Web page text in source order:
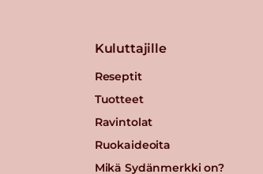
Kuluttajille
Reseptit
Tuotteet
Ravintolat
Ruokaideoita
Mikä Sydänmerkki on?